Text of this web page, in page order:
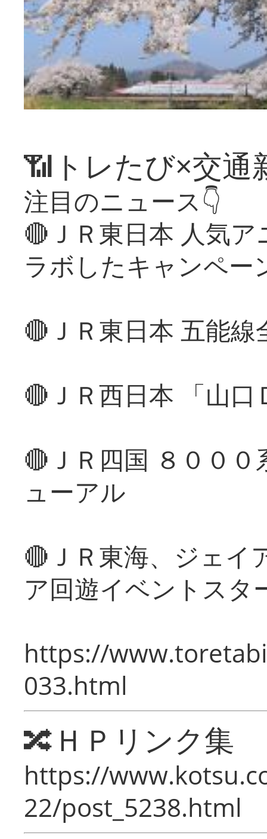
📶トレたび×交通
注目のニュース👇
🔴ＪＲ東日本 人気
ラボしたキャンペー
🔴ＪＲ東日本 五能
🔴ＪＲ西日本 「山
🔴ＪＲ四国 ８００
ューアル
🔴ＪＲ東海、ジェイ
ア回遊イベントスタ
https://
033.html
🔀ＨＰリンク集
https://
22/post_5238.html